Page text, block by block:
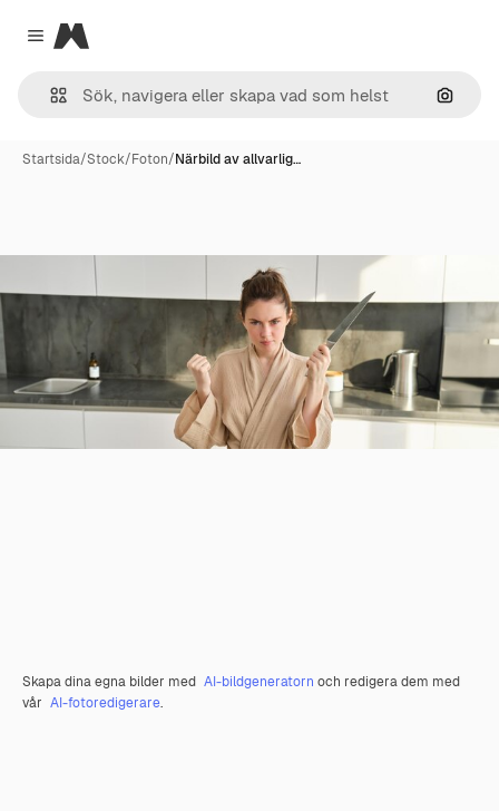
Close menu
Magnific
Sök
Startsida/Stock/Foton/Närbild av allvarlig…
Skapa dina egna bilder med AI-bildgeneratorn och redigera dem med
vår AI-fotoredigerare.